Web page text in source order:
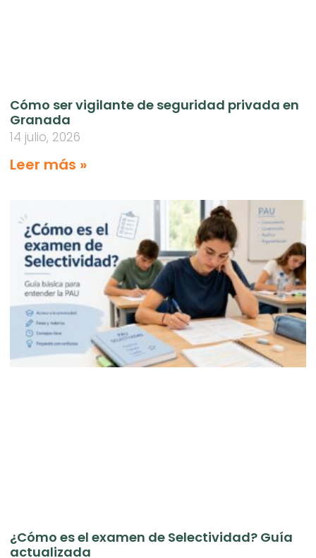
Cómo ser vigilante de seguridad privada en
Granada
14 julio, 2026
Leer más »
¿Cómo es el examen de Selectividad? Guía
actualizada